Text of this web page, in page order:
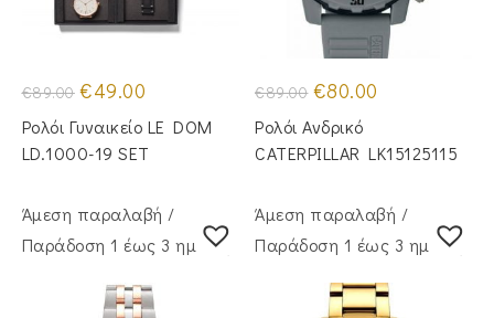
€89.00 Original
price
€89.00.
€49.00
τιμή
είναι:
€49.00.
Ρολόι Γυναικείο LE DOM
LD.1000-19 SET
€89.00 Original
price
was:
€89.00.
€80.00
€80.00.
Ρολόι Ανδρικό
CATERPILLAR LK15125115
Άμεση παραλαβή /
Παράδoση 1 έως 3 ημέρες
Άμεση παραλαβή /
Παράδoση 1 έως 3 ημέρες